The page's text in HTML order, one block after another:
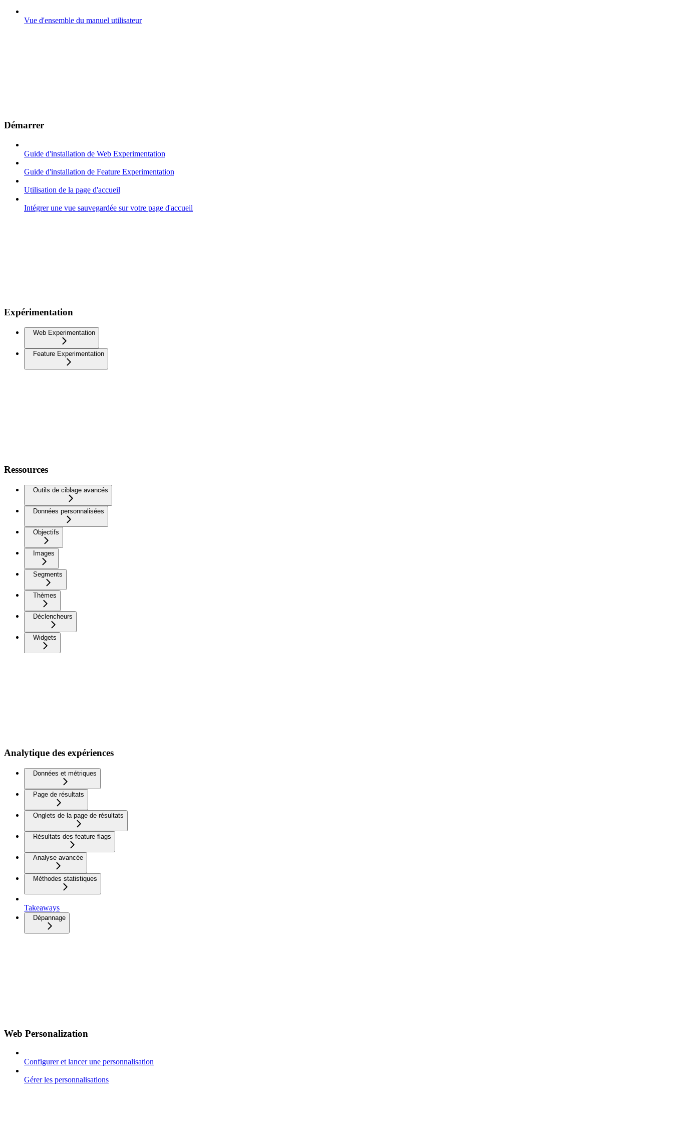
Vue d'ensemble du manuel utilisateur
Démarrer
Guide d'installation de Web Experimentation
Guide d'installation de Feature Experimentation
Utilisation de la page d'accueil
Intégrer une vue sauvegardée sur votre page d'accueil
Expérimentation
Web Experimentation
Feature Experimentation
Ressources
Outils de ciblage avancés
Données personnalisées
Objectifs
Images
Segments
Thèmes
Déclencheurs
Widgets
Analytique des expériences
Données et métriques
Page de résultats
Onglets de la page de résultats
Résultats des feature flags
Analyse avancée
Méthodes statistiques
Takeaways
Dépannage
Web Personalization
Configurer et lancer une personnalisation
Gérer les personnalisations